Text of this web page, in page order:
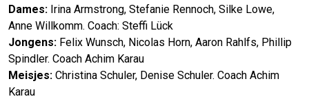
Dames: Irina Armstrong, Stefanie Rennoch, Silke Lowe,
Anne Willkomm. Coach: Steffi Lück
Jongens: Felix Wunsch, Nicolas Horn, Aaron Rahlfs, Phillip
Spindler. Coach Achim Karau
Meisjes: Christina Schuler, Denise Schuler. Coach Achim
Karau